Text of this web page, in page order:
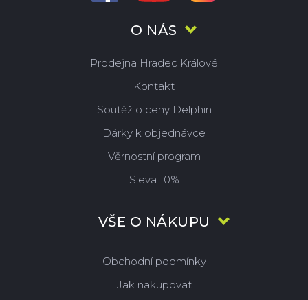
O NÁS
Prodejna Hradec Králové
Kontakt
Soutěž o ceny Delphin
Dárky k objednávce
Věrnostní program
Sleva 10%
VŠE O NÁKUPU
Obchodní podmínky
Jak nakupovat